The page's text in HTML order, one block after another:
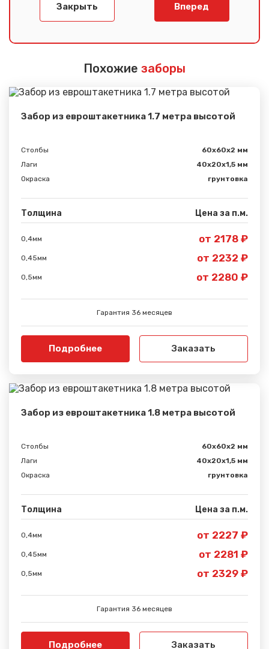
Закрыть Вперед
Похожие заборы
Забор из евроштакетника 1.7 метра высотой
Столбы
60х60х2 мм
Лаги
40х20х1,5 мм
Окраска
грунтовка
Толщина Цена за п.м.
0,4мм от 2178 ₽
0,45мм от 2232 ₽
0,5мм от 2280 ₽
Гарантия 36 месяцев
Подробнее Заказать
Забор из евроштакетника 1.8 метра высотой
Столбы
60х60х2 мм
Лаги
40х20х1,5 мм
Окраска
грунтовка
Толщина Цена за п.м.
0,4мм от 2227 ₽
0,45мм от 2281 ₽
0,5мм от 2329 ₽
Гарантия 36 месяцев
Подробнее Заказать